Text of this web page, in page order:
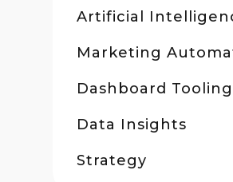
Artificial
Marketing
Dashboard Tooling
Data Insights
Strategy